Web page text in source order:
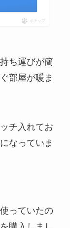
ポチップ
ち運びが簡
部屋が暖ま
チ入れてお
なっていま
っていたの